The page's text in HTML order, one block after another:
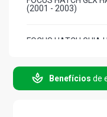
(2001 - 2003)
FOCUS HATCH GHIA
FOCUS HATCH GLX
(2004 - 2008)
Benefícios de